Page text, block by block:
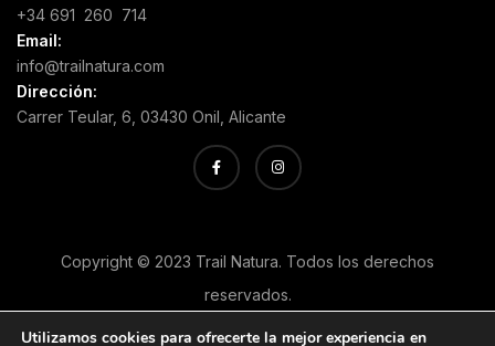
+34 691 260 714
Email:
info@trailnatura.com
Dirección:
Carrer Teular, 6, 03430 Onil, Alicante
Copyright © 2023 Trail Natura. Todos los derechos
reservados.
Utilizamos cookies para ofrecerte la mejor experiencia en